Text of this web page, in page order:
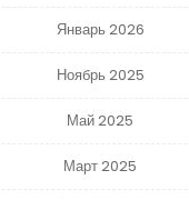
Январь 2026
Ноябрь 2025
Май 2025
Март 2025